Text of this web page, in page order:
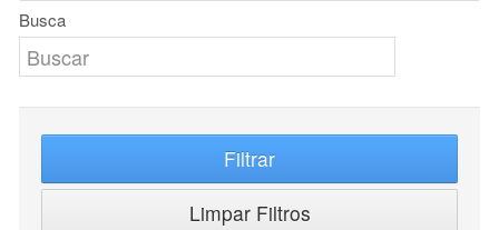
Busca
Filtrar
Limpar Filtros